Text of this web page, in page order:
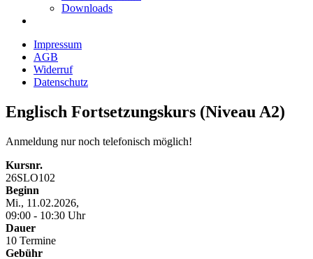
Downloads
Impressum
AGB
Widerruf
Datenschutz
Englisch Fortsetzungskurs (Niveau A2)
Anmeldung nur noch telefonisch möglich!
Kursnr.
26SLO102
Beginn
Mi., 11.02.2026,
09:00 - 10:30 Uhr
Dauer
10 Termine
Gebühr